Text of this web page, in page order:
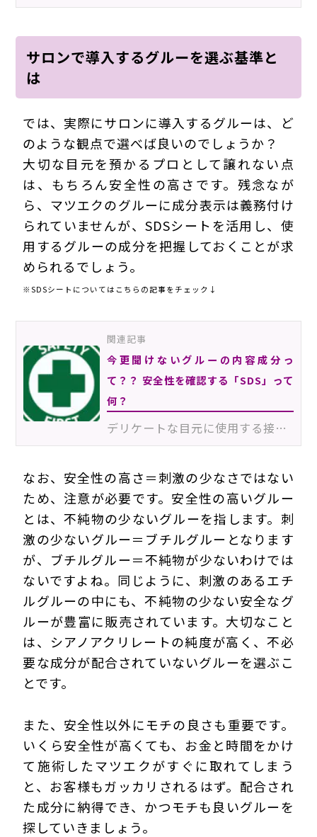
サロンで導入するグルーを選ぶ基準と
は
では、実際にサロンに導入するグルーは、ど
のような観点で選べば良いのでしょうか？
大切な目元を預かるプロとして譲れない点
は、もちろん安全性の高さです。残念なが
ら、マツエクのグルーに成分表示は義務付け
られていませんが、SDSシートを活用し、使
用するグルーの成分を把握しておくことが求
められるでしょう。
※SDSシートについてはこちらの記事をチェック↓
関連記事
今更聞けないグルーの内容成分っ
て？？ 安全性を確認する「SDS」って
何？
デリケートな目元に使用する接着剤、「グルー」。普段、何気なく使用していませんか？プロだからこそ、成…
なお、安全性の高さ＝刺激の少なさではない
ため、注意が必要です。安全性の高いグルー
とは、不純物の少ないグルーを指します。刺
激の少ないグルー＝ブチルグルーとなります
が、ブチルグルー＝不純物が少ないわけでは
ないですよね。同じように、刺激のあるエチ
ルグルーの中にも、不純物の少ない安全なグ
ルーが豊富に販売されています。大切なこと
は、シアノアクリレートの純度が高く、不必
要な成分が配合されていないグルーを選ぶこ
とです。
また、安全性以外にモチの良さも重要です。
いくら安全性が高くても、お金と時間をかけ
て施術したマツエクがすぐに取れてしまう
と、お客様もガッカリされるはず。配合され
た成分に納得でき、かつモチも良いグルーを
探していきましょう。